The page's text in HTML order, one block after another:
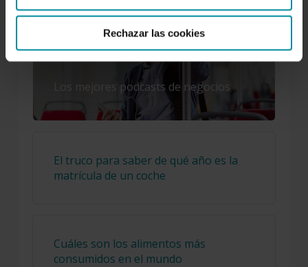
Rechazar las cookies
Los mejores podcasts de negocios
El truco para saber de qué año es la
matrícula de un coche
Cuáles son los alimentos más
consumidos en el mundo